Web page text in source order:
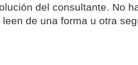
del consultante. No
leen de una forma u otra